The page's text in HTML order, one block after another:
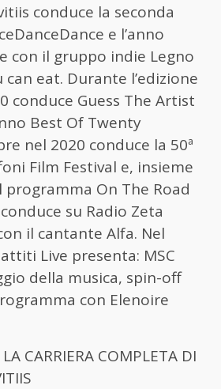
conduce la seconda
e l’anno
con il gruppo indie Legno
eat. Durante l’edizione
conduce Guess The Artist
Best Of Twenty
nel 2020 conduce la 50ª
Film Festival e, insieme
programma On The Road
su Radio Zeta
il cantante Alfa. Nel
Live presenta: MSC
della musica, spin-off
con Elenoire
CARRIERA COMPLETA DI